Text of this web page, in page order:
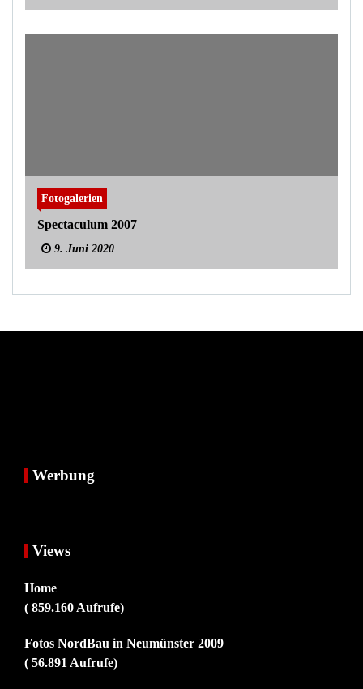
Fotogalerien
Spectaculum 2007
9. Juni 2020
Werbung
Views
Home
( 859.160 Aufrufe)
Fotos NordBau in Neumünster 2009
( 56.891 Aufrufe)